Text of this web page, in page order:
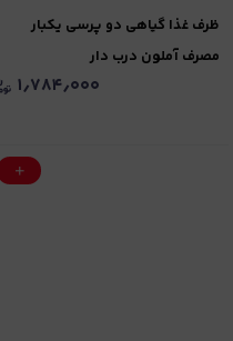
ظرف غذا گیاهی دو پرسی یکبار
مصرف آملون درب دار
۱٫۷۸۴٫۰۰۰